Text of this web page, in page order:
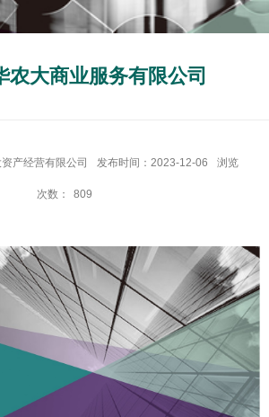
农大商业服务有限公司
产经营有限公司 发布时间：2023-12-06 浏览
次数： 809